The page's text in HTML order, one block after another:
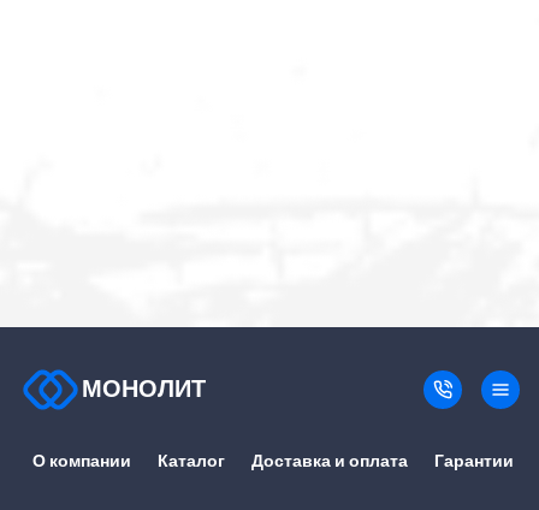
МОНОЛИТ
О компании Каталог Доставка и оплата Гарантии